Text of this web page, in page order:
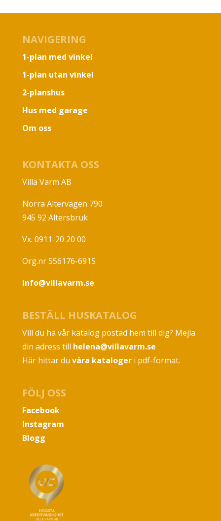
NAVIGERING
1-plan med vinkel
1-plan utan vinkel
2-planshus
Hus med garage
Om oss
KONTAKTA OSS
Villa Varm AB
Norra Altervägen 790
945 92 Altersbruk
Vx. 0911-20 20 00
Org.nr 556176-6915
info@villavarm.se
BESTÄLL HUSKATALOG
Vill du ha vår katalog postad hem till dig? Mejla
din adress till helena@villavarm.se
Här hittar du våra katalogeri pdf-format.
FÖLJ OSS
Facebook
Instagram
Blogg